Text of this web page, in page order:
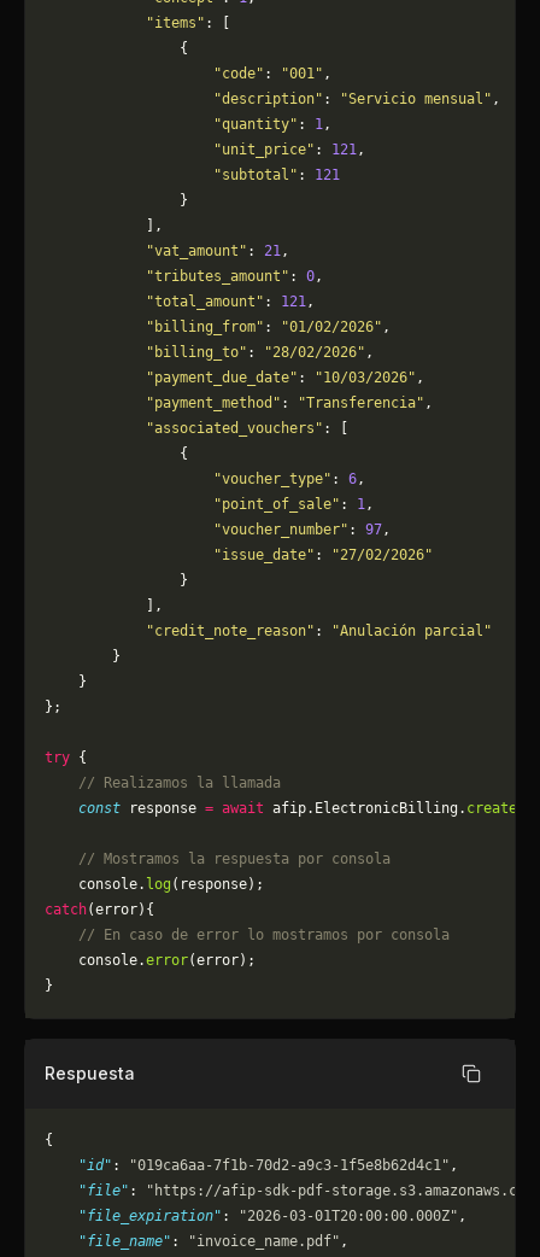
            "items"
: [
                {
                    "code"
: "001" ,
                    "description"
: "Servicio mensual" ,
                    "quantity"
: 1,
                    "unit_price"
: 121,
                    "subtotal"
: 121
                }
            ],
            "vat_amount"
: 21,
            "tributes_amount"
: 0,
            "total_amount"
: 121,
            "billing_from"
: "01/02/2026" ,
            "billing_to"
: "28/02/2026" ,
            "payment_due_date"
: "10/03/2026" ,
            "payment_method"
: "Transferencia" ,
            "associated_vouchers"
: [
                {
                    "voucher_type"
: 6,
                    "point_of_sale"
: 1,
                    "voucher_number"
: 97,
                    "issue_date"
:
"27/02/2026"
                }
            ],
            "credit_note_reason"
:
"Anulación parcial"
        }
    }
};
try {
    // Realizamos la llamada
    const
response = await afip.ElectronicBilling.
    // Mostramos la respuesta por consola
    console.
log (response);
catch(error){
    // En caso de error lo mostramos por consola
	console.
error(error);
}
Respuesta Copiar
{
    "id"
: "019ca6aa-7f1b-70d2-a9c3-1f5e8b62d4c1" ,
    "file"
:
"https://afip-sdk-pdf-
    "file_expiration"
: "2026-03-01T20:00:00.000Z" ,
    "file_name"
: "invoice_name.pdf" ,